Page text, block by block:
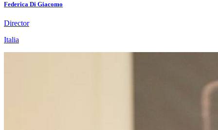
Federica Di Giacomo
Director
Italia